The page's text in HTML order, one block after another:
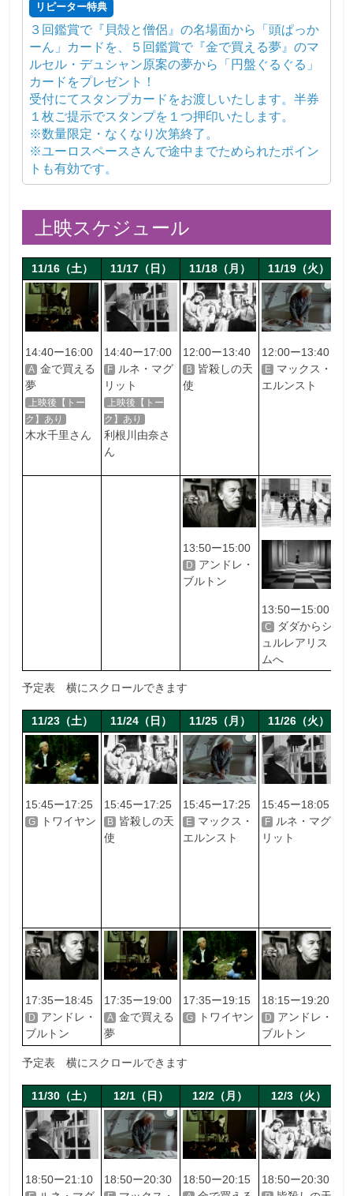
リピーター特典
３回鑑賞で『貝殻と僧侶』の名場面から「頭ぱっか
ーん」カードを、５回鑑賞で『金で買える夢』のマ
ルセル・デュシャン原案の夢から「円盤ぐるぐる」
カードをプレゼント！
受付にてスタンプカードをお渡しいたします。半券
１枚ご提示でスタンプを１つ押印いたします。
※数量限定・なくなり次第終了。
※ユーロスペースさんで途中までためられたポイン
トも有効です。
上映スケジュール
11/16（土） 11/17（日） 11/18（月） 11/19（火）
14:40ー16:00
A 金で買える
夢
上映後【トー
ク】あり
木水千里さん
14:40ー17:00
F
ルネ・マグ
リット
上映後【トー
ク】あり
利根川由奈さ
ん
12:00ー13:40
B
皆殺しの天
使
12:00ー13:40
E
マックス・
エルンスト
13:50ー15:00
D
アンドレ・
ブルトン
13:50ー15:00
C
ダダからシ
ュルレアリス
ムへ
予定表 横にスクロールできます
11/23（土） 11/24（日） 11/25（月） 11/26（火）
15:45ー17:25
G トワイヤン
15:45ー17:25
B
皆殺しの天
使
15:45ー17:25
E
マックス・
エルンスト
15:45ー18:05
F
ルネ・マグ
リット
17:35ー18:45
D
アンドレ・
ブルトン
17:35ー19:00
A 金で買える
夢
17:35ー19:15
G トワイヤン
18:15ー19:20
D
アンドレ・
ブルトン
予定表 横にスクロールできます
11/30（土） 12/1（日） 12/2（月） 12/3（火）
18:50ー21:10 18:50ー20:30 18:50ー20:15 18:50ー20:30